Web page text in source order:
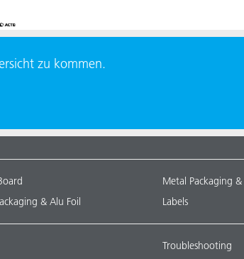
zu kommen.
& Alu Foil
Metal Packaging &
Labels
Troubleshooting